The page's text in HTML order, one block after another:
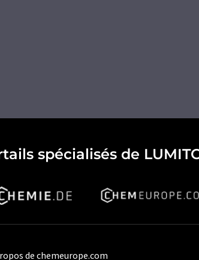
spécialisés de
de chemeurope.com